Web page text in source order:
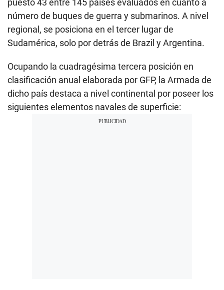
puesto 43 entre 145 países evaluados en cuanto a
número de buques de guerra y submarinos. A nivel
regional, se posiciona en el tercer lugar de
Sudamérica, solo por detrás de Brazil y Argentina.
Ocupando la cuadragésima tercera posición en
clasificación anual elaborada por GFP, la Armada de
dicho país destaca a nivel continental por poseer los
siguientes elementos navales de superficie: